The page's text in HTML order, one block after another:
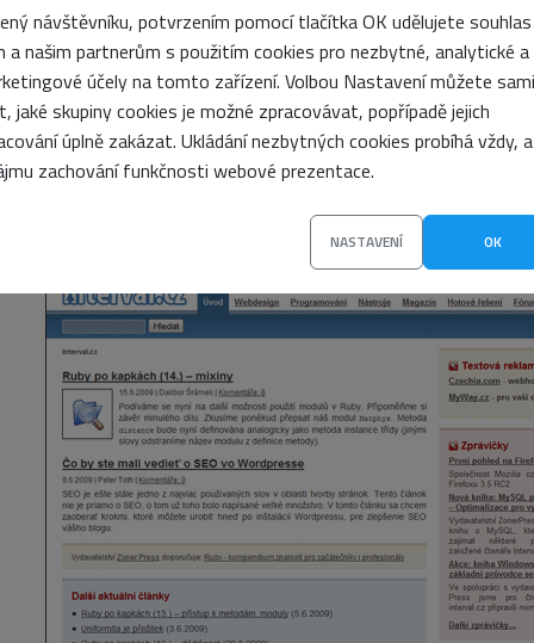
návštěvníku, potvrzením pomocí tlačítka OK udělujete souhlas
a našim partnerům s použitím cookies pro nezbytné, analytické a
účely na tomto zařízení. Volbou Nastavení můžete sami
jaké skupiny cookies je možné zpracovávat, popřípadě jejich
úplně zakázat. Ukládání nezbytných cookies probíhá vždy,
zachování funkčnosti webové prezentace.
NASTAVENÍ OK
předchozí. Snažil jsem se vytvořit nový design,
„vzdušnější a doufám, že se mi to podařilo, viz
diskuse, ať už se vám líbí či nikoliv. Každopádně,
nebráním.